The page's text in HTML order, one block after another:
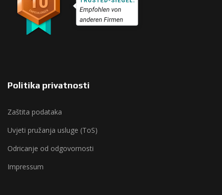
Politika privatnosti
Zaštita podataka
Uvjeti pružanja usluge (ToS)
Odricanje od odgovornosti
Impressum